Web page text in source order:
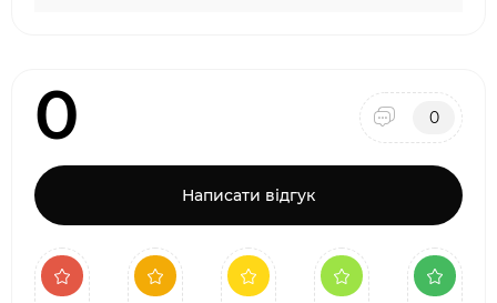
0 0
Написати відгук